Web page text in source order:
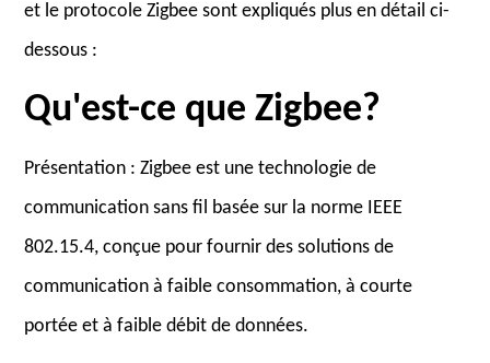
et le protocole Zigbee sont expliqués plus en détail ci-
dessous :
Qu'est-ce que Zigbee?
Présentation : Zigbee est une technologie de
communication sans fil basée sur la norme IEEE
802.15.4, conçue pour fournir des solutions de
communication à faible consommation, à courte
portée et à faible débit de données.